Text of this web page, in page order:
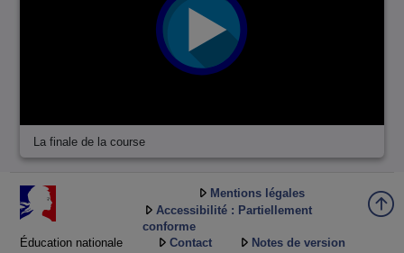
La finale de la course
Éducation nationale
Mentions légales
Accessibilité : Partiellement
conforme
Contact
Notes de version